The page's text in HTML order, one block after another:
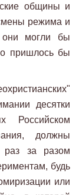
общины и
режима и
они могли бы
пришлось бы
десятки
Российском
должны
раз за разом
будь
или